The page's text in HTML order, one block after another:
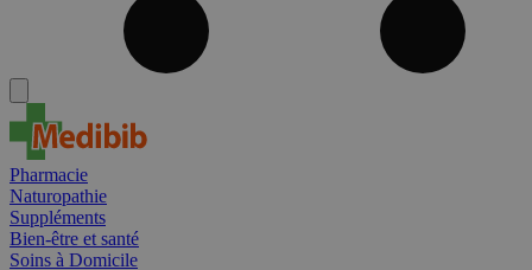
Pharmacie
Naturopathie
Suppléments
Bien-être et santé
Soins à Domicile